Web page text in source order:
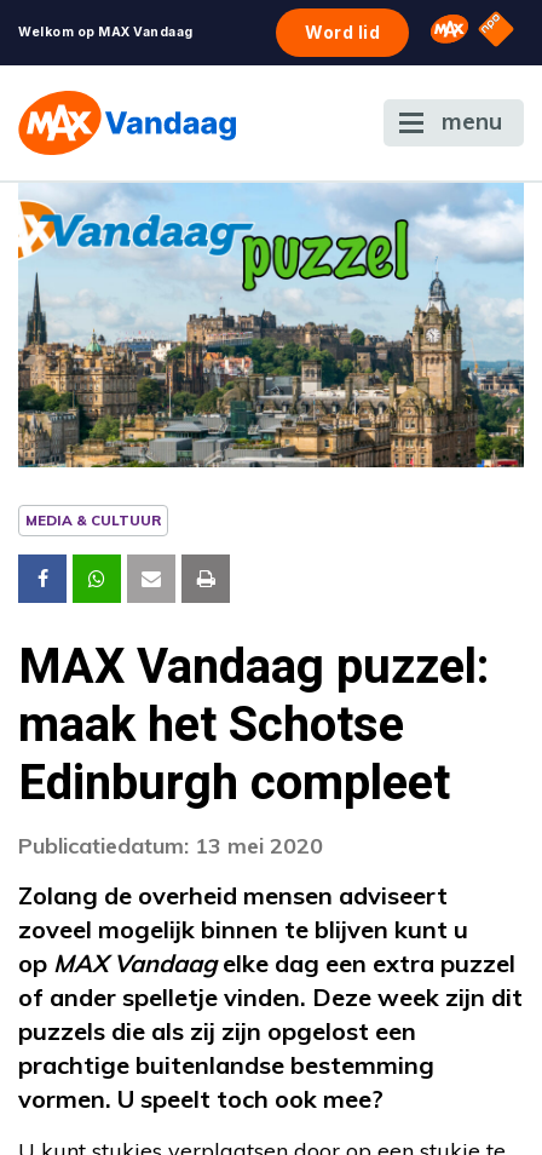
Welkom op MAX Vandaag Word lid Omroep
NPO
menu
MEDIA & CULTUUR
MAX Vandaag puzzel:
maak het Schotse
Edinburgh compleet
Publicatiedatum: 13 mei 2020
Zolang de overheid mensen adviseert
zoveel mogelijk binnen te blijven kunt u
op MAX Vandaagelke dag een extra puzzel
of ander spelletje vinden. Deze week zijn dit
puzzels die als zij zijn opgelost een
prachtige buitenlandse bestemming
vormen. U speelt toch ook mee?